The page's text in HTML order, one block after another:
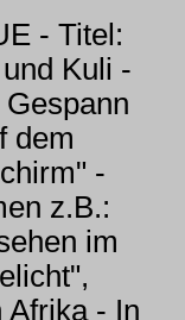
- Titel:
Kuli -
Gespann
dem
-
z.B.:
im
Afrika - In